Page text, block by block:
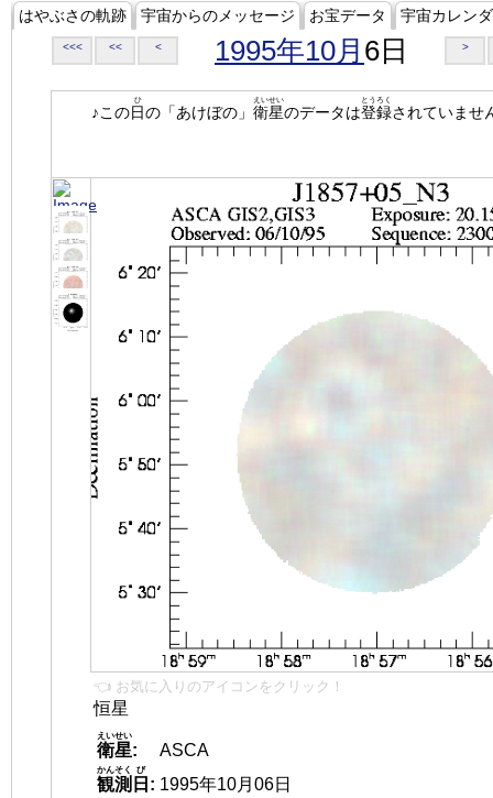
はやぶさの軌跡 宇宙からのメッセージ お宝データ 宇宙カレン
<<< << < 1995年10月 6日 >
♪この日
ひ
の「あけぼの」 衛星
えいせい
のデータは登録
とうろく
されていませ
👈 お気に入りのアイコンをクリック！
恒星
衛星
えいせい
:
ASCA
観測
かんそく
日
び
: 1995年10月06日